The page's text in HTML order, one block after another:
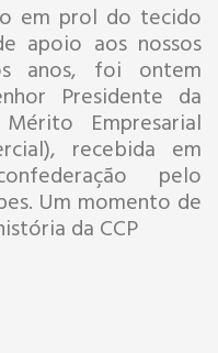
em prol do tecido
apoio aos nossos
anos, foi ontem
Presidente da
Empresarial
recebida em
pelo
Um momento de
da CCP